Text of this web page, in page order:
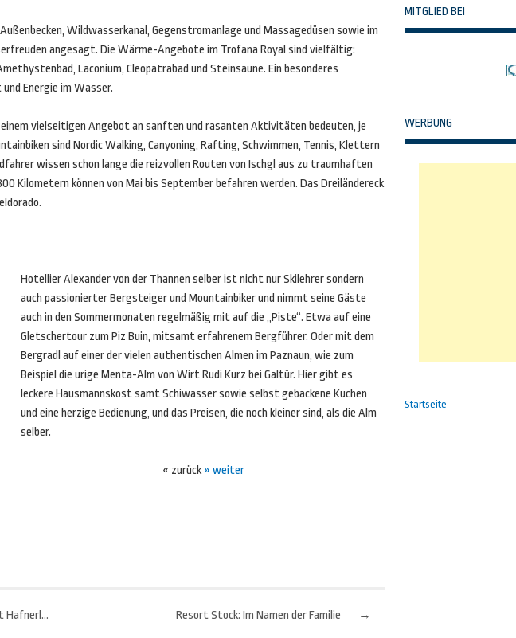
Wildwasserkanal, Gegenstromanlage und Massagedüsen sowie im
angesagt. Die Wärme-Angebote im Trofana Royal sind vielfältig:
Laconium, Cleopatrabad und Steinsaune. Ein besonderes
Energie im Wasser.
einem vielseitigen Angebot an sanften und rasanten Aktivitäten bedeuten, je
sind Nordic Walking, Canyoning, Rafting, Schwimmen, Tennis, Klettern
wissen schon lange die reizvollen Routen von Ischgl aus zu traumhaften
Kilometern können von Mai bis September befahren werden. Das Dreiländereck
Hotellier Alexander von der Thannen selber ist nicht nur Skilehrer sondern
auch passionierter Bergsteiger und Mountainbiker und nimmt seine Gäste
auch in den Sommermonaten regelmäßig mit auf die „Piste“. Etwa auf eine
Gletschertour zum Piz Buin, mitsamt erfahrenem Bergführer. Oder mit dem
Bergradl auf einer der vielen authentischen Almen im Paznaun, wie zum
Beispiel die urige Menta-Alm von Wirt Rudi Kurz bei Galtür. Hier gibt es
leckere Hausmannskost samt Schiwasser sowie selbst gebackene Kuchen
und eine herzige Bedienung, und das Preisen, die noch kleiner sind, als die Alm
selber.
« zurück » weiter
Poetische Stille: Die Natur flüstert im Hofgut Hafnerleiten →
Resort Stock: Im Namen der Familie
MITGLIED BEI
WERBUNG
Startseite